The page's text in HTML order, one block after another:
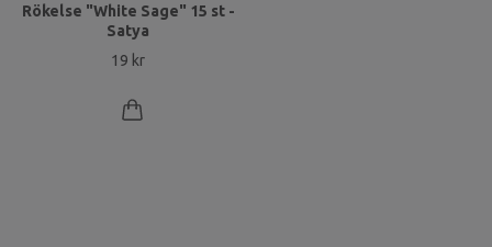
Rökelse "White Sage" 15 st -
Satya
19 kr